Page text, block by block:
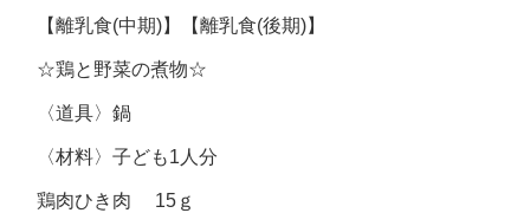
【離乳食(中期)】【離乳食(後期)】
☆鶏と野菜の煮物☆
〈道具〉鍋
〈材料〉子ども1 人分
鶏肉ひき肉 15ｇ